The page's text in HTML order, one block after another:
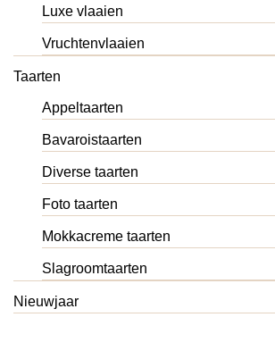
Luxe vlaaien
Vruchtenvlaaien
Taarten
Appeltaarten
Bavaroistaarten
Diverse taarten
Foto taarten
Mokkacreme taarten
Slagroomtaarten
Nieuwjaar